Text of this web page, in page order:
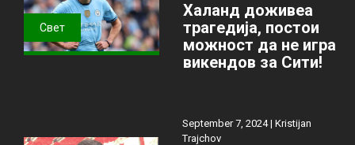
Свет
Халанд доживеа
трагедија, постои
можност да не игра
викендов за Сити!
September 7, 2024 | Kristijan
Trajchov